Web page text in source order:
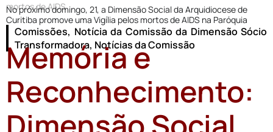
mortos de AIDS
No próximo domingo, 21, a Dimensão Social da Arquidiocese de
Curitiba promove uma Vigília pelos mortos de AIDS na Paróquia
Comissões, Notícia da Comissão da Dimensão Sócio
Transformadora, Notícias da Comissão
Memória e
Reconhecimento: